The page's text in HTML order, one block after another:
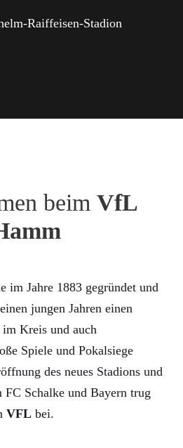
Raiffeisen-Stadion
beim VfL
im Jahre 1883 gegründet und
jungen Jahren einen
Kreis und auch
Spiele und Pokalsiege
des neues Stadions und
Schalke und Bayern trug
VFL bei.